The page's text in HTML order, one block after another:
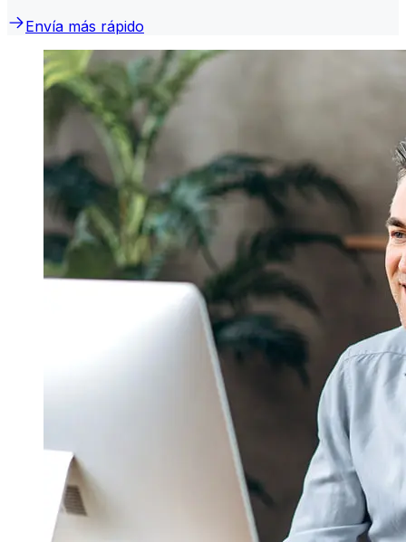
Envía más rápido